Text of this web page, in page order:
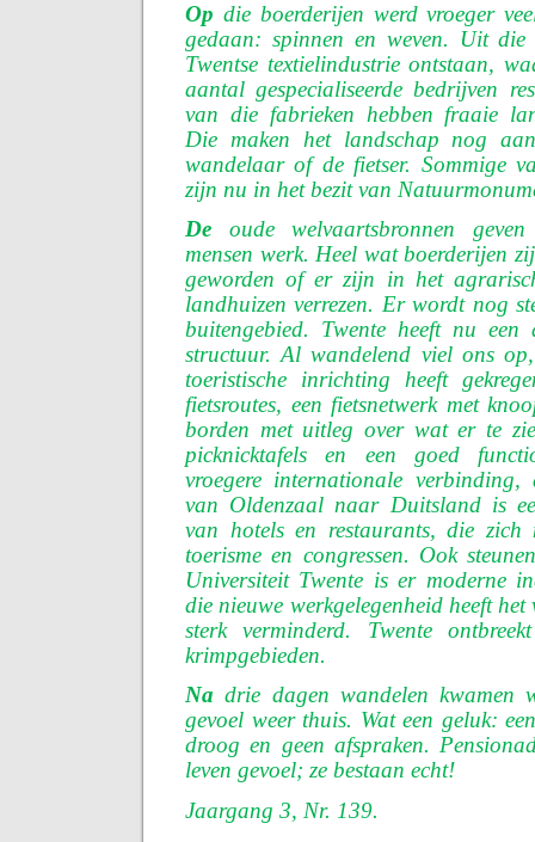
Op die boerderijen werd vroeger
gedaan: spinnen en weven. Uit
Twentse textielindustrie ontstaan,
aantal gespecialiseerde bedrijven
van die fabrieken hebben fraaie
Die maken het landschap nog
wandelaar of de fietser. Sommige
zijn nu in het bezit van
De oude welvaartsbronnen
mensen werk. Heel wat boerderijen
geworden of er zijn in het
landhuizen verrezen. Er wordt nog
buitengebied. Twente heeft nu een
structuur. Al wandelend viel ons
toeristische inrichting heeft
fietsroutes, een fietsnetwerk met
borden met uitleg over wat er te
picknicktafels en een goed
vroegere internationale verbinding,
van Oldenzaal naar Duitsland is
van hotels en restaurants, die
toerisme en congressen. Ook
Universiteit Twente is er moderne
die nieuwe werkgelegenheid heeft
sterk verminderd. Twente
krimpgebieden.
Na drie dagen wandelen kwamen
gevoel weer thuis. Wat een geluk:
droog en geen afspraken.
leven gevoel; ze bestaan echt!
Jaargang 3, Nr. 139.